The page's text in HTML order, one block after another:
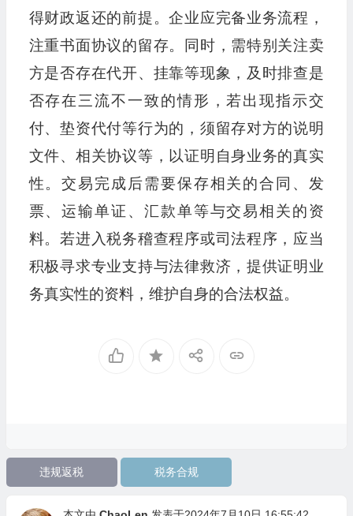
得财政返还的前提。企业应完备业务流程，
注重书面协议的留存。同时，需特别关注卖
方是否存在代开、挂靠等现象，及时排查是
否存在三流不一致的情形，若出现指示交
付、垫资代付等行为的，须留存对方的说明
文件、相关协议等，以证明自身业务的真实
性。交易完成后需要保存相关的合同、发
票、运输单证、汇款单等与交易相关的资
料。若进入税务稽查程序或司法程序，应当
积极寻求专业支持与法律救济，提供证明业
务真实性的资料，维护自身的合法权益。
违规返税 税务合规